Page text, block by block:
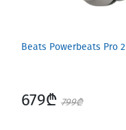
Beats Powerbeats Pro 2
679₾ 799₾